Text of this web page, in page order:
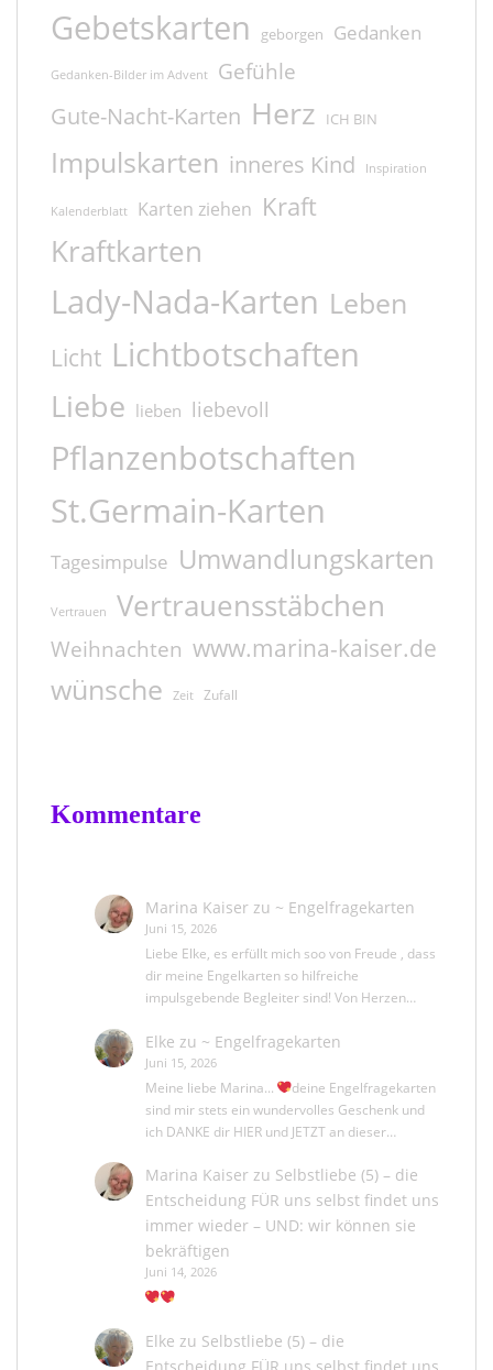
Gebetskarten geborgen Gedanken
Gedanken-Bilder im Advent Gefühle
Gute-Nacht-Karten Herz ICH BIN
Impulskarten inneres Kind Inspiration
Kalenderblatt Karten ziehen Kraft
Kraftkarten
Lady-Nada-Karten Leben
Licht Lichtbotschaften
Liebe lieben liebevoll
Pflanzenbotschaften
St.Germain-Karten
Tagesimpulse Umwandlungskarten
Vertrauen Vertrauensstäbchen
Weihnachten www.marina-kaiser.de
wünsche Zeit Zufall
Kommentare
Marina Kaiserzu ~ Engelfragekarten
Juni 15, 2026
Liebe Elke, es erfüllt mich soo von Freude , dass
dir meine Engelkarten so hilfreiche
impulsgebende Begleiter sind! Von Herzen…
Elke zu ~ Engelfragekarten
Juni 15, 2026
Meine liebe Marina...
deine Engelfragekarten
sind mir stets ein wundervolles Geschenk und
ich DANKE dir HIER und JETZT an dieser…
Marina Kaiserzu Selbstliebe (5) – die
Entscheidung FÜR uns selbst findet uns
immer wieder – UND: wir können sie
bekräftigen
Juni 14, 2026
Elke zu Selbstliebe (5) – die
Entscheidung FÜR uns selbst findet uns